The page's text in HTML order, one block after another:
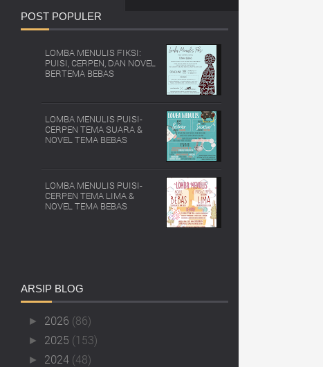
POST POPULER
LOMBA MENULIS FIKSI:
PUISI, CERPEN, DAN NOVEL
BERTEMA BEBAS
LOMBA MENULIS PUISI-
CERPEN TEMA SUARA &
NOVEL TEMA BEBAS
LOMBA MENULIS PUISI-
CERPEN TEMA LIMA &
NOVEL TEMA BEBAS
ARSIP BLOG
► 2026 (86)
► 2025 (153)
► 2024 (48)